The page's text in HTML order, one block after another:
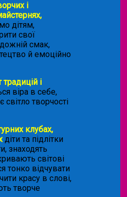
і
дітям,
свої
смак,
й емоційно
і
віра в себе,
світло творчості
клубах,
діти та підлітки
знаходять
світові
тонко відчувати
красу в слові,
творче